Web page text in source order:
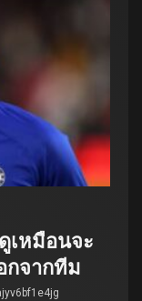
เหมือนจะ
กจากทีม